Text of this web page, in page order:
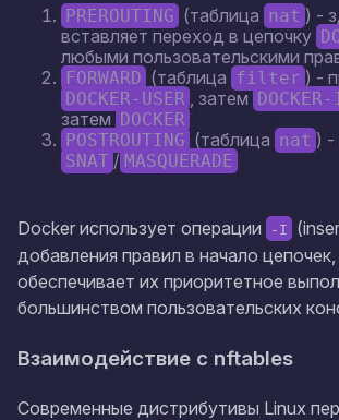
PREROUTING (таблица nat ) -
вставляет переход в цепочку
любыми пользовательскими
FORWARD (таблица filter ) -
DOCKER-USER , затем
затем DOCKER
POSTROUTING (таблица nat ) -
SNAT / MASQUERADE
Docker использует операции -I
добавления правил в начало цепочек,
обеспечивает их приоритетное
большинством пользовательских
Взаимодействие с nftables
Современные дистрибутивы Linux